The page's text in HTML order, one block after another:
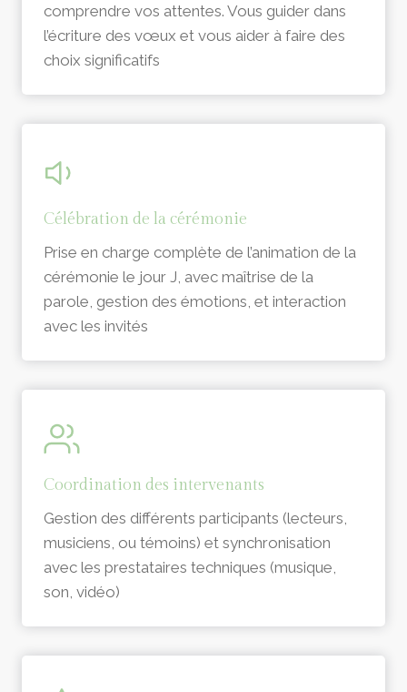
comprendre vos attentes. Vous guider dans
l’écriture des vœux et vous aider à faire des
choix significatifs
Célébration de la cérémonie
Prise en charge complète de l’animation de la
cérémonie le jour J, avec maîtrise de la
parole, gestion des émotions, et interaction
avec les invités
Coordination des intervenants
Gestion des différents participants (lecteurs,
musiciens, ou témoins) et synchronisation
avec les prestataires techniques (musique,
son, vidéo)